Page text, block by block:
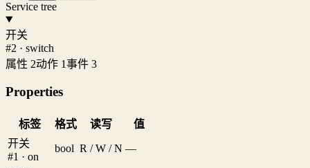
Service tree
开关
#2 · switch
属性 2动作 1事件 3
Properties
标签 格式 读写
值
开关
#1 · on
bool R / W / N —